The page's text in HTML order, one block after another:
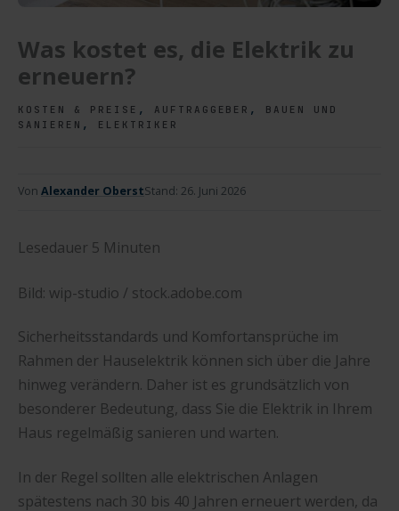
Was kostet es, die Elektrik zu
erneuern?
KOSTEN & PREISE , AUFTRAGGEBER ,
BAUEN UND
SANIEREN , ELEKTRIKER
Von Alexander OberstStand: 26. Juni 2026
Lesedauer 5 Minuten
Bild: wip-studio / stock.adobe.com
Sicherheitsstandards und Komfortansprüche im
Rahmen der Hauselektrik können sich über die Jahre
hinweg verändern. Daher ist es grundsätzlich von
besonderer Bedeutung, dass Sie die Elektrik in Ihrem
Haus regelmäßig sanieren und warten.
In der Regel sollten alle elektrischen Anlagen
spätestens nach 30 bis 40 Jahren erneuert werden, da